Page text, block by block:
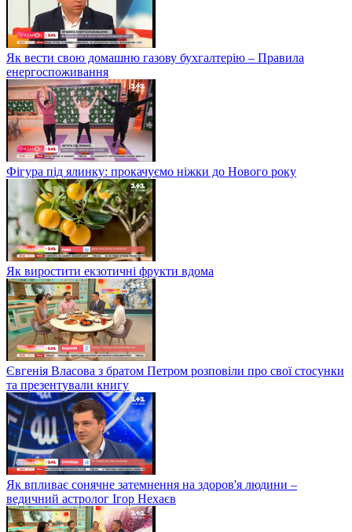
Як вести свою домашню газову бухгалтерію – Правила
енергоспоживання
Фігура під ялинку: прокачуємо ніжки до Нового року
Як виростити екзотичні фрукти вдома
Євгенія Власова з братом Петром розповіли про свої стосунки
та презентували книгу
Як впливає сонячне затемнення на здоров'я людини –
ведичний астролог Ігор Нехаєв